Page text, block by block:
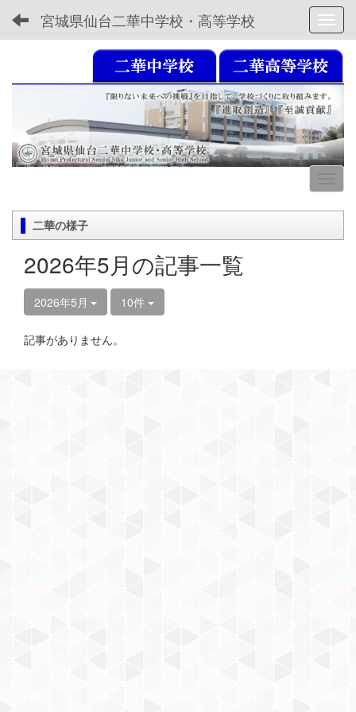
宮城県仙台二華中学校・高等学校
二華の様子
2026年5月の記事一覧
2026年5月 10件
記事がありません。